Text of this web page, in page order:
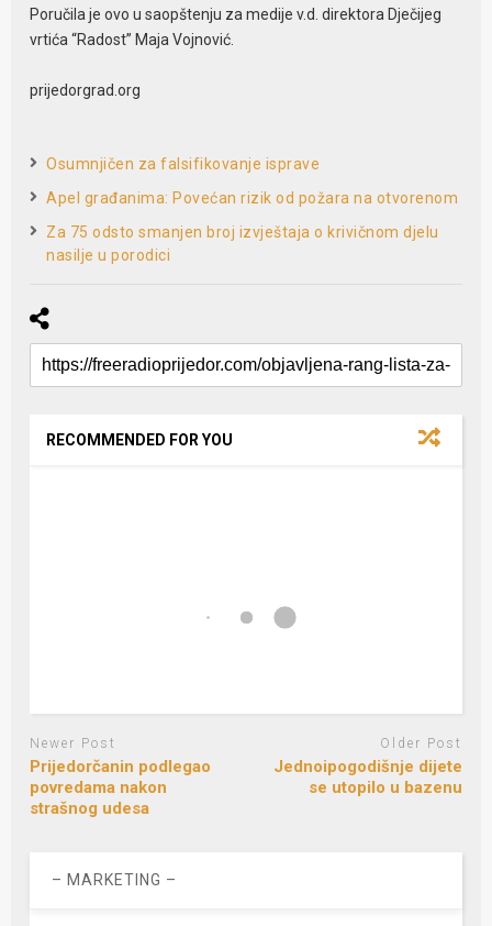
Poručila je ovo u saopštenju za medije v.d. direktora Dječijeg
vrtića “Radost” Maja Vojnović.
prijedorgrad.org
Osumnjičen za falsifikovanje isprave
Apel građanima: Povećan rizik od požara na otvorenom
Za 75 odsto smanjen broj izvještaja o krivičnom djelu
nasilje u porodici
RECOMMENDED FOR YOU
Newer Post
Prijedorčanin podlegao
povredama nakon
strašnog udesa
Older Post
Jednoipogodišnje dijete
se utopilo u bazenu
– MARKETING –